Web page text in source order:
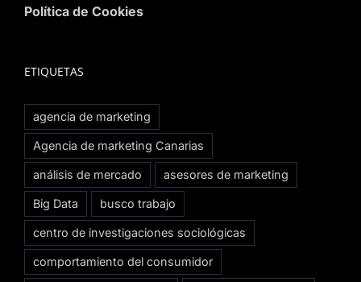
Política de Cookies
ETIQUETAS
agencia de marketing
Agencia de marketing Canarias
análisis de mercado asesores de marketing
Big Data busco trabajo
centro de investigaciones sociológicas
comportamiento del consumidor